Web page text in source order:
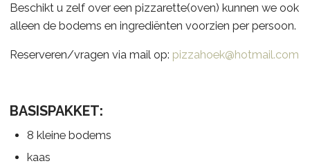
Beschikt u zelf over een pizzarette(oven) kunnen we ook
alleen de bodems en ingrediënten voorzien per persoon.
Reserveren/vragen via mail op: pizzahoek@hotmail.com
BASISPAKKET:
8 kleine bodems
kaas